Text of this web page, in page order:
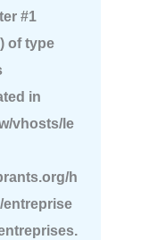
#1
of type
in
vhosts/le
h